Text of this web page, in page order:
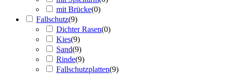
mit Brücke(0)
Fallschutz(9)
Dichter Rasen(0)
Kies(9)
Sand(9)
Rinde(9)
Fallschutzplatten(9)